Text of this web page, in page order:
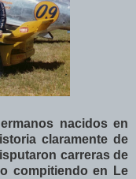
nacidos en
claramente de
carreras de
compitiendo en Le